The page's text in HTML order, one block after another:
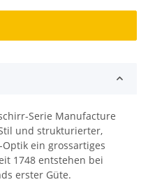
Serie Manufacture
und strukturierter,
ein grossartiges
1748 entstehen bei
erster Güte.